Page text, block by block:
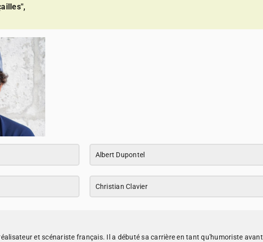
Albert Dupontel
Christian Clavier
et scénariste français. Il a débuté sa carrière en tant qu'humoriste avant